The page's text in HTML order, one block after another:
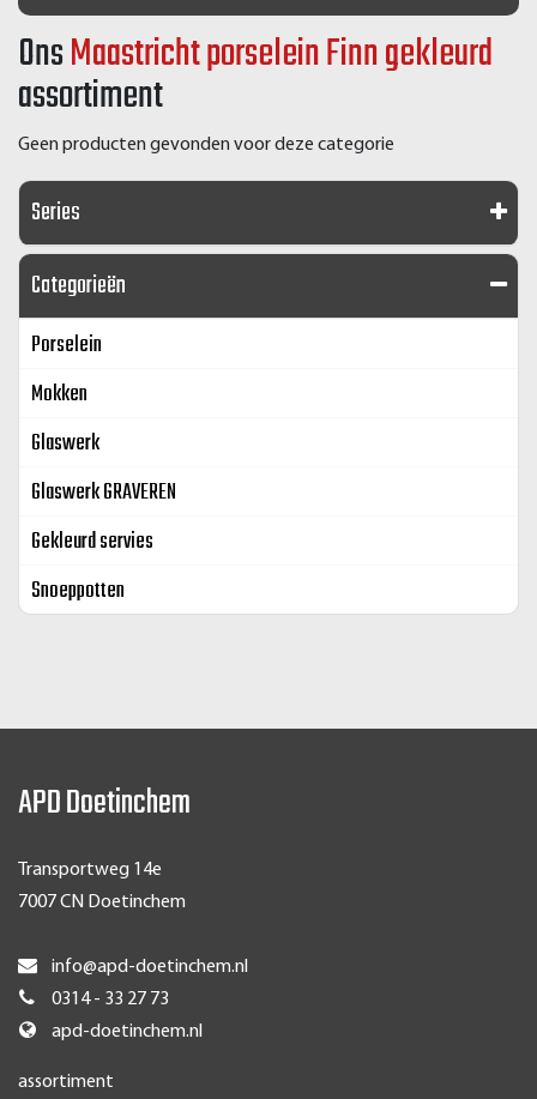
Series
Categorieën
Porselein
Mokken
Glaswerk
Glaswerk GRAVEREN
Gekleurd servies
Snoeppotten
OnsMaastricht porselein Finn gekleurd
assortiment
Geen producten gevonden voor deze categorie
APD Doetinchem
Transportweg 14e
7007 CN Doetinchem
info@apd-doetinchem.nl
0314 - 33 27 73
apd-doetinchem.nl
assortiment